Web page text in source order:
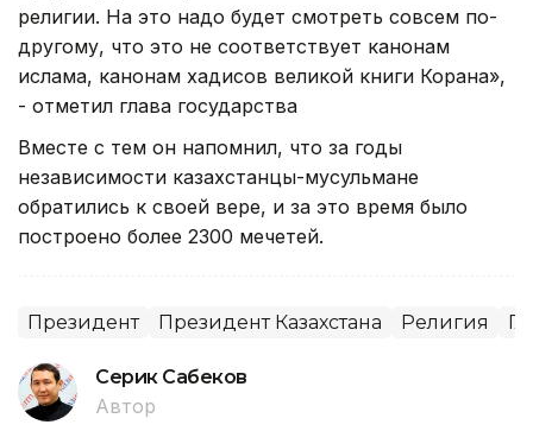
религии. На это надо будет смотреть совсем по-
другому, что это не соответствует канонам
ислама, канонам хадисов великой книги Корана»,
- отметил глава государства
Вместе с тем он напомнил, что за годы
независимости казахстанцы-мусульмане
обратились к своей вере, и за это время было
построено более 2300 мечетей.
Президент Президент Казахстана Религия
Серик Сабеков
Автор